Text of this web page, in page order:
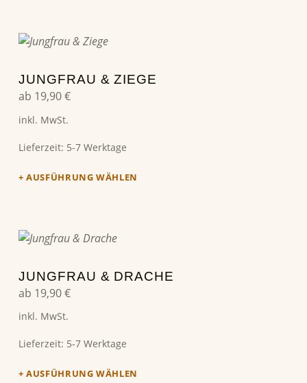
JUNGFRAU & ZIEGE
ab 19,90€
inkl. MwSt.
Lieferzeit: 5-7 Werktage
AUSFÜHRUNG WÄHLEN
Dieses Produkt weist mehrere Varianten auf. Die Optionen können auf der Produktseite gewählt werden
JUNGFRAU & DRACHE
ab 19,90€
inkl. MwSt.
Lieferzeit: 5-7 Werktage
AUSFÜHRUNG WÄHLEN
Dieses Produkt weist mehrere Varianten auf. Die Optionen können auf der Produktseite gewählt werden